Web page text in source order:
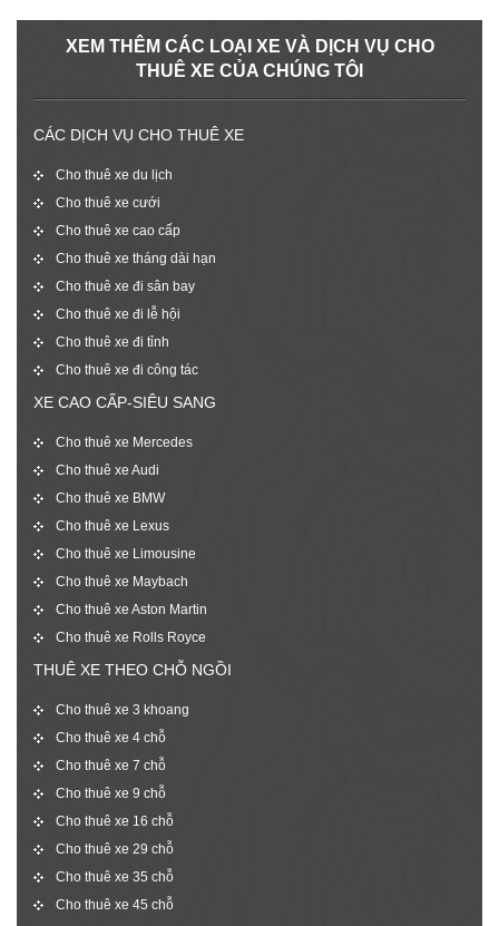
XEM THÊM CÁC LOẠI XE VÀ DỊCH VỤ CHO
THUÊ XE CỦA CHÚNG TÔI
CÁC DỊCH VỤ CHO THUÊ XE
Cho thuê xe du lịch
Cho thuê xe cưới
Cho thuê xe cao cấp
Cho thuê xe tháng dài hạn
Cho thuê xe đi sân bay
Cho thuê xe đi lễ hội
Cho thuê xe đi tỉnh
Cho thuê xe đi công tác
XE CAO CẤP-SIÊU SANG
Cho thuê xe Mercedes
Cho thuê xe Audi
Cho thuê xe BMW
Cho thuê xe Lexus
Cho thuê xe Limousine
Cho thuê xe Maybach
Cho thuê xe Aston Martin
Cho thuê xe Rolls Royce
THUÊ XE THEO CHỖ NGỒI
Cho thuê xe 3 khoang
Cho thuê xe 4 chỗ
Cho thuê xe 7 chỗ
Cho thuê xe 9 chỗ
Cho thuê xe 16 chỗ
Cho thuê xe 29 chỗ
Cho thuê xe 35 chỗ
Cho thuê xe 45 chỗ